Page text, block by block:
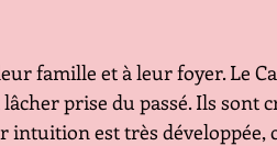
famille et à leur foyer. Le
prise du passé. Ils sont
intuition est très développée,